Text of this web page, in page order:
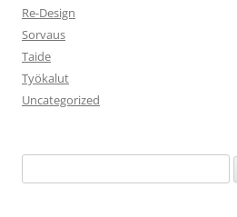
Re-Design
Sorvaus
Taide
Työkalut
Uncategorized